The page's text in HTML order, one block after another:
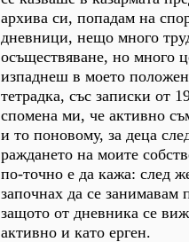
архива си, попадам на
дневници, нещо много
осъществяване, но много
изпаднеш в моето
тетрадка, със записки от
спомена ми, че активно
и то поновому, за деца
раждането на моите
по-точно е да кажа: след
започнах да се занимавам
защото от дневника се
активно и като ерген.